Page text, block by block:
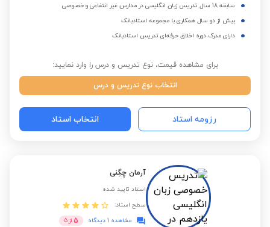
سابقه 18 سال تدریس زبان انگلیسی در مدارس غیر انتفاعی و خصوصی
بیش از دو سال همکاری با مجموعه استادبانک
دارای مدرک دوره اخلاق حرفه‌ای تدریس استادبانک
برای مشاهده قیمت، نوع تدریس و درس را وارد نمایید:
انتخاب نوع تدریس و درس
رزومه استاد انتخاب استاد
آرمان چِگِنی
استاد تایید شده
سطح استاد:
مشاهده 1 دیدگاه
5 از 5